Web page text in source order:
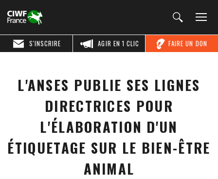
FAIRE UN DON
AGIR EN 1 CLIC
S'INSCRIRE
L'ANSES PUBLIE SES LIGNES
DIRECTRICES POUR
L'ÉLABORATION D'UN
ÉTIQUETAGE SUR LE BIEN-ÊTRE
ANIMAL